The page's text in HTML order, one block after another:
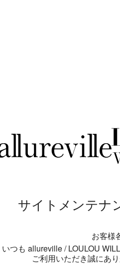
サイトメンテナ
お客様
いつも allureville / LOULOU
ご利用いただき誠にあ